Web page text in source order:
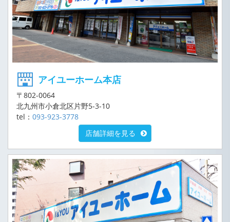
アイユーホーム本店
〒802-0064
北九州市小倉北区片野5-3-10
tel： 093-923-3778
店舗詳細を見る